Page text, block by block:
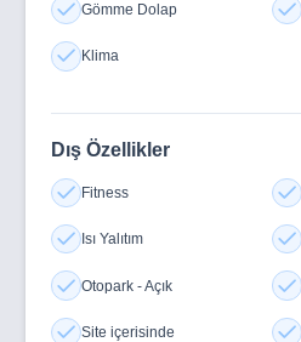
Gömme Dolap
Klima
Dış Özellikler
Fitness
Isı Yalıtım
Otopark - Açık
Site içerisinde